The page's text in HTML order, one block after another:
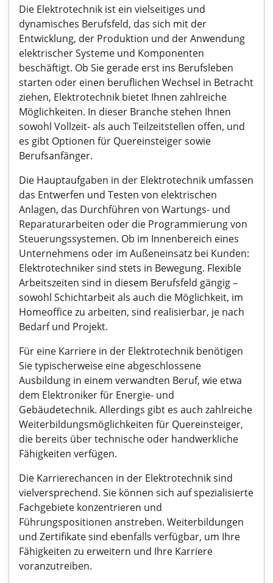
Die Elektrotechnik ist ein vielseitiges und
dynamisches Berufsfeld, das sich mit der
Entwicklung, der Produktion und der Anwendung
elektrischer Systeme und Komponenten
beschäftigt. Ob Sie gerade erst ins Berufsleben
starten oder einen beruflichen Wechsel in Betracht
ziehen, Elektrotechnik bietet Ihnen zahlreiche
Möglichkeiten. In dieser Branche stehen Ihnen
sowohl Vollzeit- als auch Teilzeitstellen offen, und
es gibt Optionen für Quereinsteiger sowie
Berufsanfänger.
Die Hauptaufgaben in der Elektrotechnik umfassen
das Entwerfen und Testen von elektrischen
Anlagen, das Durchführen von Wartungs- und
Reparaturarbeiten oder die Programmierung von
Steuerungssystemen. Ob im Innenbereich eines
Unternehmens oder im Außeneinsatz bei Kunden:
Elektrotechniker sind stets in Bewegung. Flexible
Arbeitszeiten sind in diesem Berufsfeld gängig –
sowohl Schichtarbeit als auch die Möglichkeit, im
Homeoffice zu arbeiten, sind realisierbar, je nach
Bedarf und Projekt.
Für eine Karriere in der Elektrotechnik benötigen
Sie typischerweise eine abgeschlossene
Ausbildung in einem verwandten Beruf, wie etwa
dem Elektroniker für Energie- und
Gebäudetechnik. Allerdings gibt es auch zahlreiche
Weiterbildungsmöglichkeiten für Quereinsteiger,
die bereits über technische oder handwerkliche
Fähigkeiten verfügen.
Die Karrierechancen in der Elektrotechnik sind
vielversprechend. Sie können sich auf spezialisierte
Fachgebiete konzentrieren und
Führungspositionen anstreben. Weiterbildungen
und Zertifikate sind ebenfalls verfügbar, um Ihre
Fähigkeiten zu erweitern und Ihre Karriere
voranzutreiben.